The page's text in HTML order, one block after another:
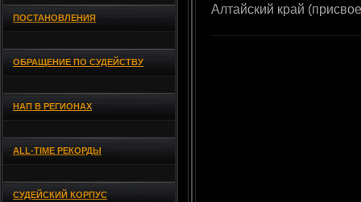
ПОСТАНОВЛЕНИЯ
ОБРАЩЕНИЕ ПО СУДЕЙСТВУ
НАП В РЕГИОНАХ
ALL-TIME РЕКОРДЫ
СУДЕЙСКИЙ КОРПУС
Алтайский край